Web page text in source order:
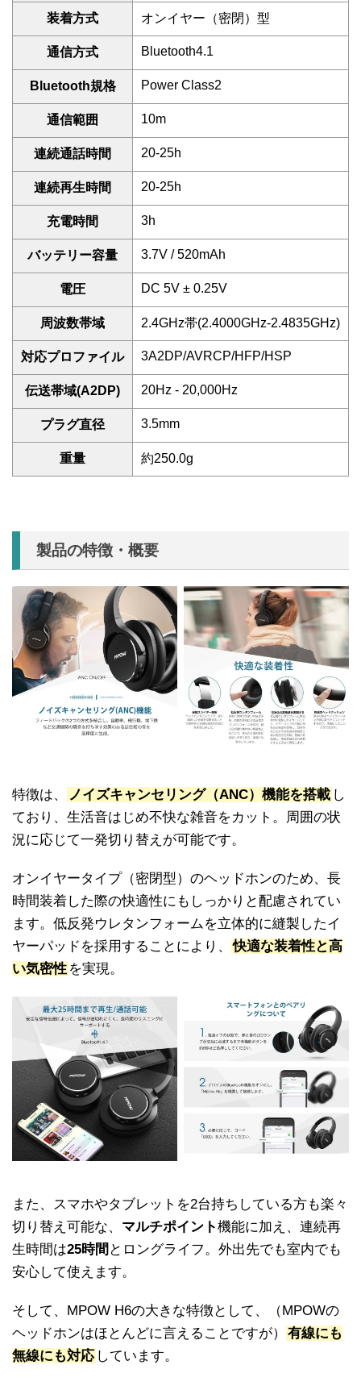
装着方式 オンイヤー（密閉）型
通信方式 Bluetooth4.1
Bluetooth規格 Power Class2
通信範囲 10m
連続通話時間 20-25h
連続再生時間 20-25h
充電時間 3h
バッテリー容量 3.7V / 520mAh
電圧 DC 5V ± 0.25V
周波数帯域 2.4GHz帯(2.4000GHz-2.4835GHz)
対応プロファイル 3A2DP/AVRCP/HFP/HSP
伝送帯域(A2DP) 20Hz - 20,000Hz
プラグ直径 3.5mm
重量 約250.0g
製品の特徴・概要
特徴は、 ノイズキャンセリング（ANC）機能を搭載 し
ており、生活音はじめ不快な雑音をカット。周囲の状
況に応じて一発切り替えが可能です。
オンイヤータイプ（密閉型）のヘッドホンのため、長
時間装着した際の快適性にもしっかりと配慮されてい
ます。低反発ウレタンフォームを立体的に縫製したイ
ヤーパッドを採用することにより、
快適な装着性と高
い気密性 を実現。
また、スマホやタブレットを2台持ちしている方も楽々
切り替え可能な、 マルチポイント機能に加え、連続再
生時間は25時間 とロングライフ。外出先でも室内でも
安心して使えます。
そして、MPOW H6の大きな特徴として、（MPOWの
ヘッドホンはほとんどに言えることですが）
有線にも
無線にも対応 しています。